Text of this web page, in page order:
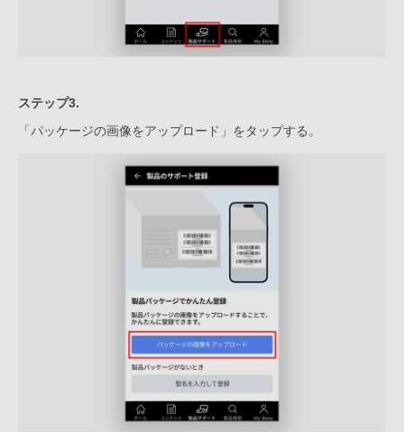
ステップ3.
「パッケージの画像をアップロード」をタップする。